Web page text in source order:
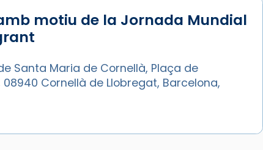
motiu de la Jornada Mundial
Santa Maria de Cornellà, Plaça de
08940 Cornellà de Llobregat, Barcelona,